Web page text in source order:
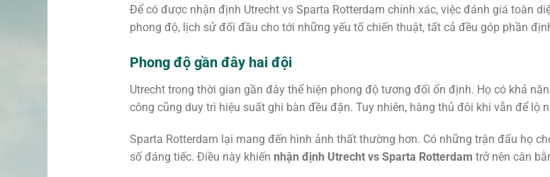
Để có được nhận định Utrecht vs Sparta Rotterdam chính xác, việc đánh giá toàn
phong độ, lịch sử đối đầu cho tới những yếu tố chiến thuật, tất cả đều góp phần
Phong độ gần đây hai đội
Utrecht trong thời gian gần đây thể hiện phong độ tương đối ổn định. Họ có khả
công cũng duy trì hiệu suất ghi bàn đều đặn. Tuy nhiên, hàng thủ đôi khi vẫn để lộ
Sparta Rotterdam lại mang đến hình ảnh thất thường hơn. Có những trận đấu họ
số đáng tiếc. Điều này khiến nhận định Utrecht vs Sparta Rotterdam trở nên cân